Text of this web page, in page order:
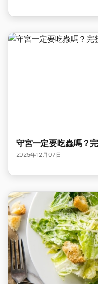
守宮一定要吃蟲嗎？
2025年12月07日